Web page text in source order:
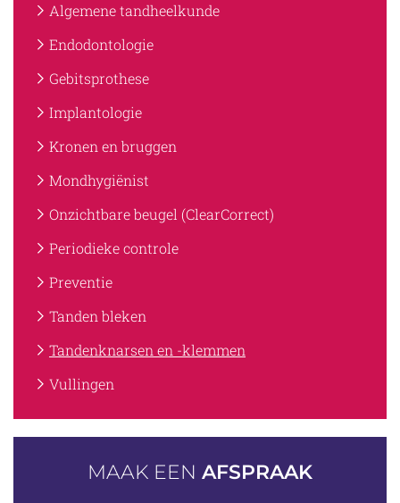
Algemene tandheelkunde
Endodontologie
Gebitsprothese
Implantologie
Kronen en bruggen
Mondhygiënist
Onzichtbare beugel (ClearCorrect)
Periodieke controle
Preventie
Tanden bleken
Tandenknarsen en -klemmen
Vullingen
MAAK EEN AFSPRAAK